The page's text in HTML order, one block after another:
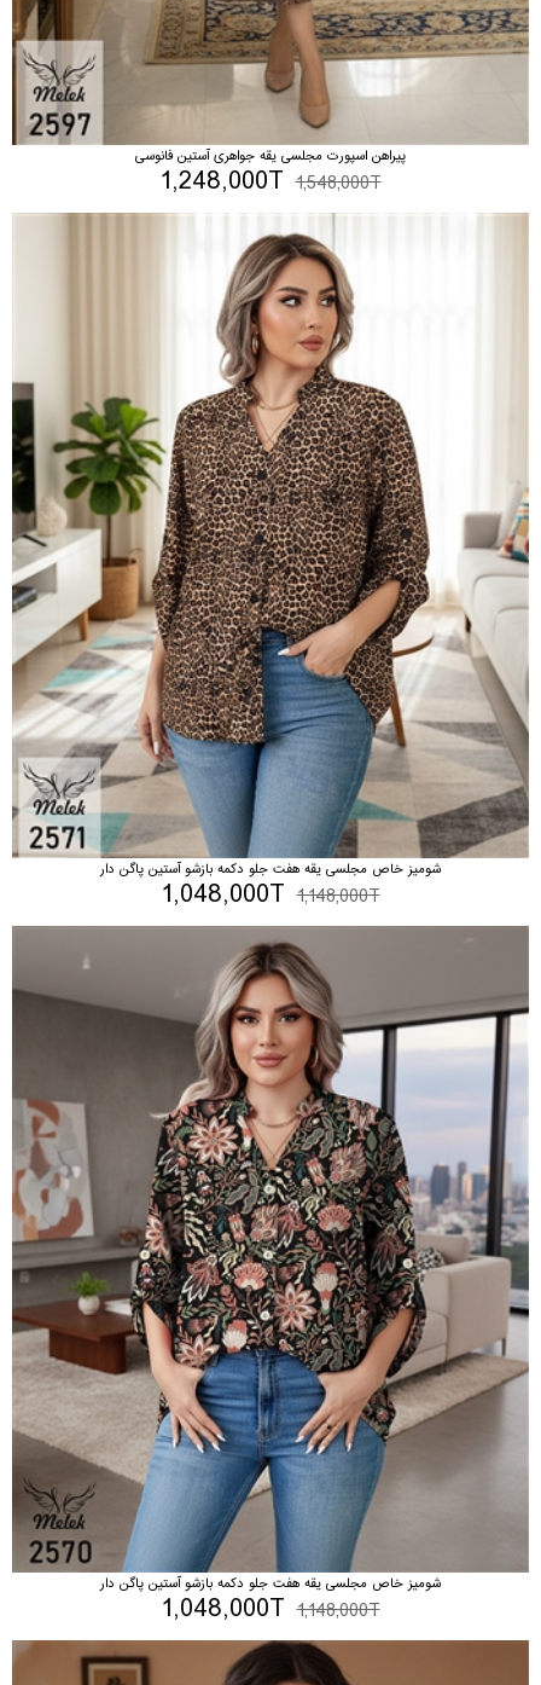
پیراهن اسپورت مجلسی یقه جواهری آستین فانوسی
1,548,000T
1,248,000T
شومیز خاص مجلسی یقه هفت جلو دکمه بازشو آستین پاگن دار
1,148,000T
1,048,000T
شومیز خاص مجلسی یقه هفت جلو دکمه بازشو آستین پاگن دار
1,148,000T
1,048,000T